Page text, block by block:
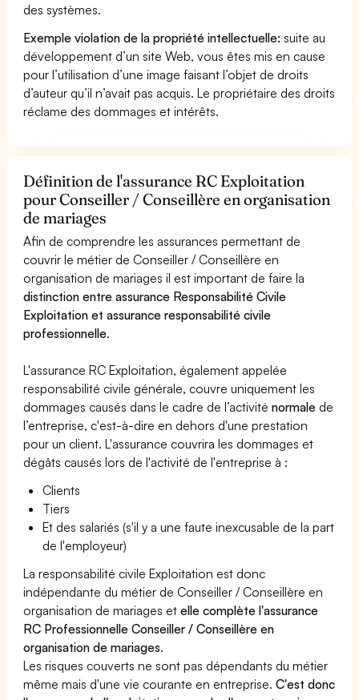
des systèmes.
Exemple violation de la propriété intellectuelle: suite au
développement d’un site Web, vous êtes mis en cause
pour l’utilisation d’une image faisant l’objet de droits
d’auteur qu’il n’avait pas acquis. Le propriétaire des droits
réclame des dommages et intérêts.
Définition de l'assurance RC Exploitation
pour Conseiller / Conseillère en organisation
de mariages
Afin de comprendre les assurances permettant de
couvrir le métier de Conseiller / Conseillère en
organisation de mariages il est important de faire la
distinction entre assurance Responsabilité Civile
Exploitation et assurance responsabilité civile
professionnelle.
L'assurance RC Exploitation, également appelée
responsabilité civile générale, couvre uniquement les
dommages causés dans le cadre de l’activiténormale de
l’entreprise, c'est-à-dire en dehors d'une prestation
pour un client. L'assurance couvrira les dommages et
dégâts causés lors de l'activité de l'entreprise à :
Clients
Tiers
Et des salariés (s'il y a une faute inexcusable de la part
de l'employeur)
La responsabilité civile Exploitation est donc
indépendante du métier de Conseiller / Conseillère en
organisation de mariages etelle complète l'assurance
RC Professionnelle Conseiller / Conseillère en
organisation de mariages.
Les risques couverts ne sont pas dépendants du métier
même mais d'une vie courante en entreprise.C'est donc